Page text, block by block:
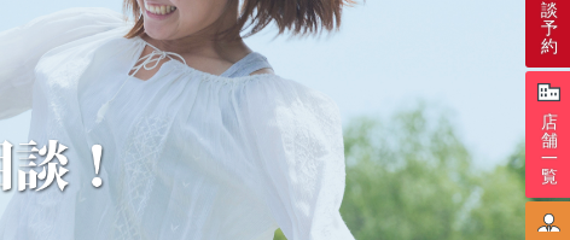
談
予
約
店
舗
一
覧